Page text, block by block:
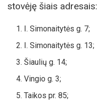
stovėję šiais adresais:
I. Simonaitytės g. 7;
I. Simonaitytės g. 13;
Šiaulių g. 14;
Vingio g. 3;
Taikos pr. 85;